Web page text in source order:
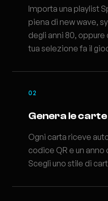
Importa una playlist
piena di new wave,
degli anni 80, oppure
tua selezione fa il
02
Genera le carte
Ogni carta riceve
codice QR e un
Scegli uno stile di